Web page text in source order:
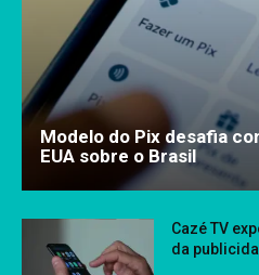
Modelo do Pix desafia
EUA sobre o Brasil
Cazé TV
da